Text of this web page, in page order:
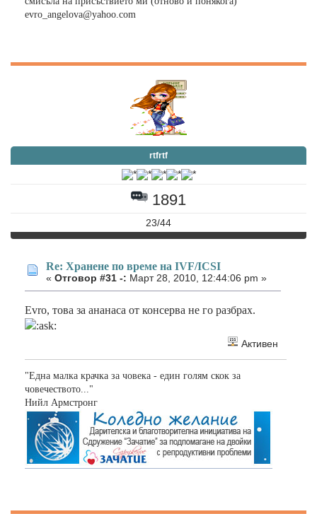
evro_angelova@yahoo.com
rtfrtf
1891
23/44
Re: Хранене по време на IVF/ICSI
« Отговор #31 -: Март 28, 2010, 12:44:06 pm »
Evro, това за ананаса от консерва не го разбрах.
Активен
"Една малка крачка за човека - един голям скок за
човечеството..."
Нийл Армстронг